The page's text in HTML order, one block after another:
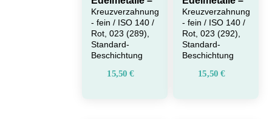
Kreuzverzahnung
- fein / ISO 140 /
Rot, 023 (289),
Standard-
Beschichtung
15,50€
Kreuzverzahnung
- fein / ISO 140 /
Rot, 023 (292),
Standard-
Beschichtung
15,50€